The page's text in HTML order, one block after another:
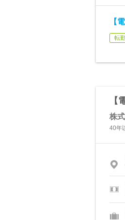
【
転
【
株
40年